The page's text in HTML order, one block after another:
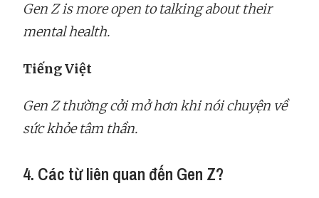
Gen Z is more open to talking about their
mental health.
Tiếng Việt
Gen Z thường cởi mở hơn khi nói chuyện về
sức khỏe tâm thần.
4. Các từ liên quan đến Gen Z?